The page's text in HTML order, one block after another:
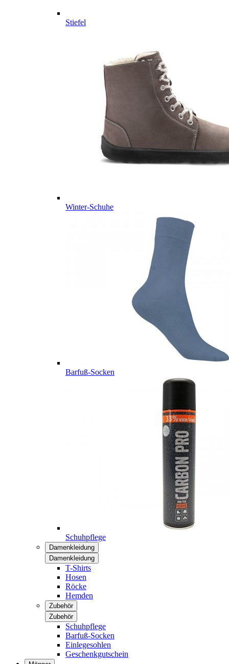
Stiefel
Winter-Schuhe
Barfuß-Socken
Schuhpflege
Damenkleidung
Damenkleidung
T-Shirts
Hosen
Röcke
Hemden
Zubehör
Zubehör
Schuhpflege
Barfuß-Socken
Einlegesohlen
Geschenkgutschein